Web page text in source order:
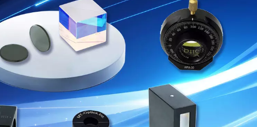
Español
日本語
한국어
中文
Svenska språket
Lietuvos kalba